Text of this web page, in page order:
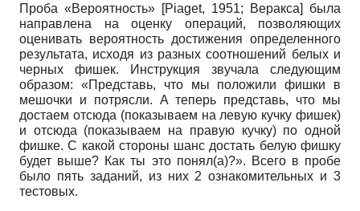
Проба «Вероятность» [Piaget, 1951; Веракса]
была
направлена на оценку операций, позволяющих
оценивать вероятность достижения определенного
результата, исходя из разных соотношений белых и
черных фишек. Инструкция звучала следующим
образом: «Представь, что мы положили фишки в
мешочки и потрясли. А теперь представь, что мы
достаем отсюда (показываем на левую кучку фишек)
и отсюда (показываем на правую кучку) по одной
фишке. С какой стороны шанс достать белую фишку
будет выше? Как ты это понял(а)?». Всего в пробе
было пять заданий, из них 2 ознакомительных и 3
тестовых.